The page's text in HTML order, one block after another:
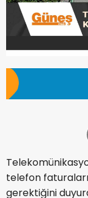
telefon
gerektiğini